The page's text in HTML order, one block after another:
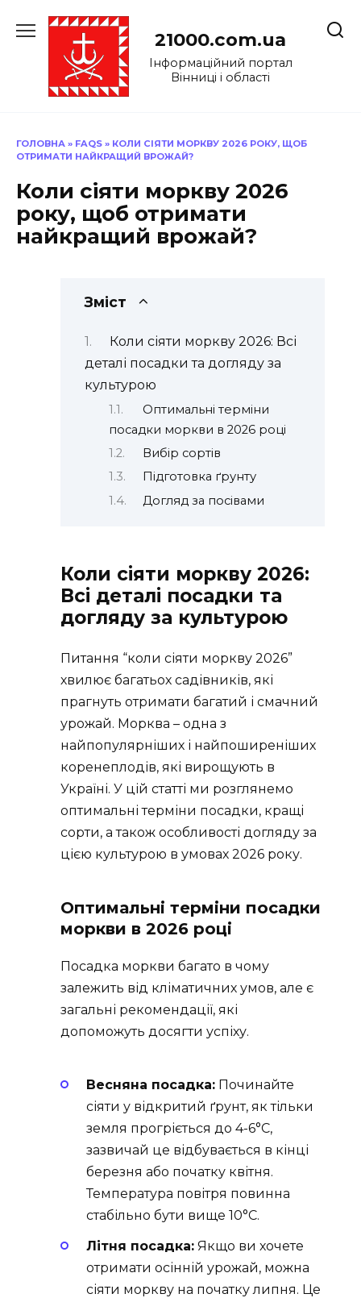
до
21000.com.ua
Інформаційний портал
Вінниці і області
ГОЛОВНА » FAQS » КОЛИ СІЯТИ МОРКВУ 2026 РОКУ, ЩОБ
ОТРИМАТИ НАЙКРАЩИЙ ВРОЖАЙ?
Коли сіяти моркву 2026
року, щоб отримати
найкращий врожай?
Зміст
Коли сіяти моркву 2026: Всі
деталі посадки та догляду за
культурою
Оптимальні терміни
посадки моркви в 2026 році
Вибір сортів
Підготовка ґрунту
Догляд за посівами
Коли сіяти моркву 2026:
Всі деталі посадки та
догляду за культурою
Питання “коли сіяти моркву 2026”
хвилює багатьох садівників, які
прагнуть отримати багатий і смачний
урожай. Морква – одна з
найпопулярніших і найпоширеніших
коренеплодів, які вирощують в
Україні. У цій статті ми розглянемо
оптимальні терміни посадки, кращі
сорти, а також особливості догляду за
цією культурою в умовах 2026 року.
Оптимальні терміни посадки
моркви в 2026 році
Посадка моркви багато в чому
залежить від кліматичних умов, але є
загальні рекомендації, які
допоможуть досягти успіху.
Весняна посадка: Починайте
сіяти у відкритий ґрунт, як тільки
земля прогріється до 4-6°C,
зазвичай це відбувається в кінці
березня або початку квітня.
Температура повітря повинна
стабільно бути вище 10°C.
Літня посадка: Якщо ви хочете
отримати осінній урожай, можна
сіяти моркву на початку липня. Це